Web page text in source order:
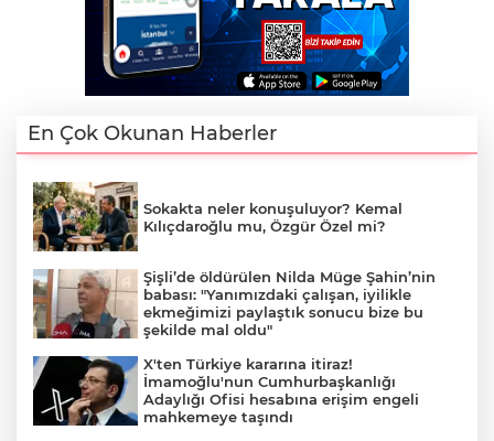
En Çok Okunan Haberler
Sokakta neler konuşuluyor? Kemal
Kılıçdaroğlu mu, Özgür Özel mi?
Şişli’de öldürülen Nilda Müge Şahin’nin
babası: "Yanımızdaki çalışan, iyilikle
ekmeğimizi paylaştık sonucu bize bu
şekilde mal oldu"
X'ten Türkiye kararına itiraz!
İmamoğlu'nun Cumhurbaşkanlığı
Adaylığı Ofisi hesabına erişim engeli
mahkemeye taşındı